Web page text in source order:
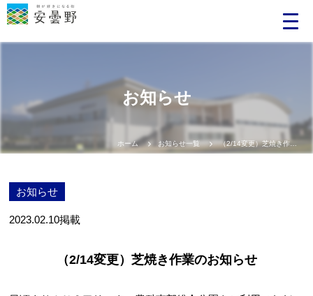
お知らせ
ホーム お知らせ一覧 （2/14変更）芝焼き作業のお知らせ
お知らせ
2023.02.10掲載
（2/14変更）芝焼き作業のお知らせ